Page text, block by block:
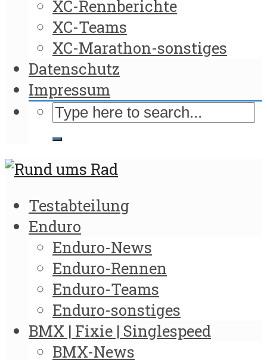
XC-Rennberichte
XC-Teams
XC-Marathon-sonstiges
Datenschutz
Impressum
Testabteilung
Enduro
Enduro-News
Enduro-Rennen
Enduro-Teams
Enduro-sonstiges
BMX | Fixie | Singlespeed
BMX-News